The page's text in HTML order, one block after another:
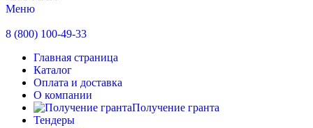
Меню
8 (800) 100-49-33
Главная страница
Каталог
Оплата и доставка
О компании
Получение гранта
Тендеры